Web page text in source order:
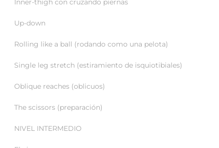
Inner-thigh con cruzando piernas
Up-down
Rolling like a ball (rodando como una pelota)
Single leg stretch (estiramiento de isquiotibiales)
Oblique reaches (oblicuos)
The scissors (preparación)
NIVEL INTERMEDIO